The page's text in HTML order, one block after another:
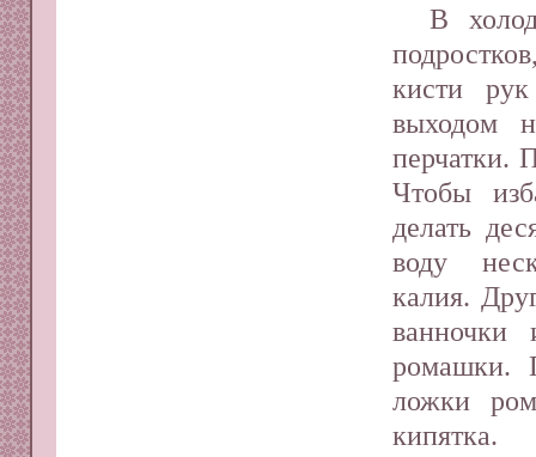
В
кисти
выходом
перчатки.
Чтобы
делать
воду
калия.
ванночки
ромашки.
ложки
кипятка.